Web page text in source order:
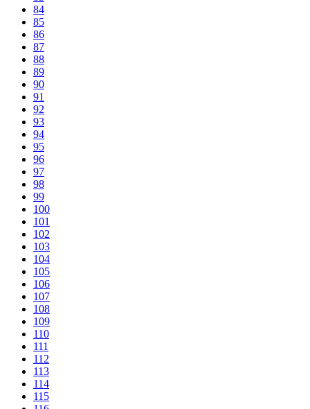
84
85
86
87
88
89
90
91
92
93
94
95
96
97
98
99
100
101
102
103
104
105
106
107
108
109
110
111
112
113
114
115